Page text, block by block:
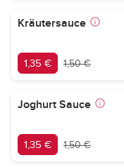
Kräutersauce
1,35 € 1,50 €
Joghurt Sauce
1,35 € 1,50 €